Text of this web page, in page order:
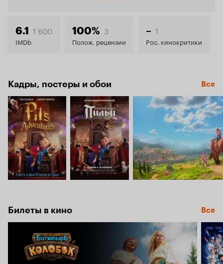
7.6
6.1 1 600
IMDb
100% 3
Полож. рецензии
– 1
Рос. кинокритики
Кадры, постеры и обои Все
Билеты в кино Все